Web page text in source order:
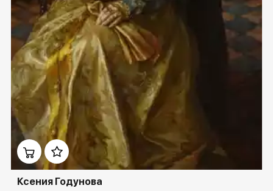
Домен:
Ксения Годунова